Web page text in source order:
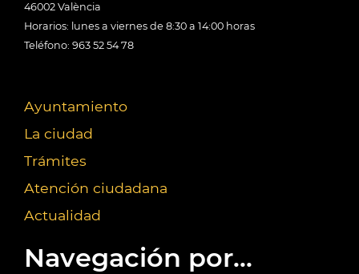
46002 València
Horarios: lunes a viernes de 8:30 a 14:00 horas
Teléfono: 963 52 54 78
Ayuntamiento
La ciudad
Trámites
Atención ciudadana
Actualidad
Navegación por...